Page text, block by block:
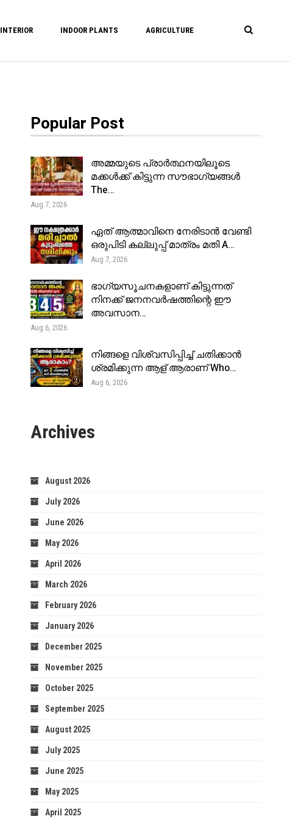
INTERIOR INDOOR PLANTS AGRICULTURE
Popular Post
അമ്മയുടെ പ്രാർത്ഥനയിലൂടെ
മക്കൾക്ക് കിട്ടുന്ന സൗഭാഗ്യങ്ങൾ
The…
Aug 7, 2026
ഏത് ആത്മാവിനെ നേരിടാൻ വേണ്ടി
ഒരുപിടി കല്ലുപ്പ് മാത്രം മതി A…
Aug 7, 2026
ഭാഗ്യസൂചനകളാണ് കിട്ടുന്നത്
നിനക്ക് ജനനവർഷത്തിന്റെ ഈ
അവസാന…
Aug 6, 2026
നിങ്ങളെ വിശ്വസിപ്പിച്ച് ചതിക്കാൻ
ശ്രമിക്കുന്ന ആള് ആരാണ് Who…
Aug 6, 2026
Archives
August 2026
July 2026
June 2026
May 2026
April 2026
March 2026
February 2026
January 2026
December 2025
November 2025
October 2025
September 2025
August 2025
July 2025
June 2025
May 2025
April 2025